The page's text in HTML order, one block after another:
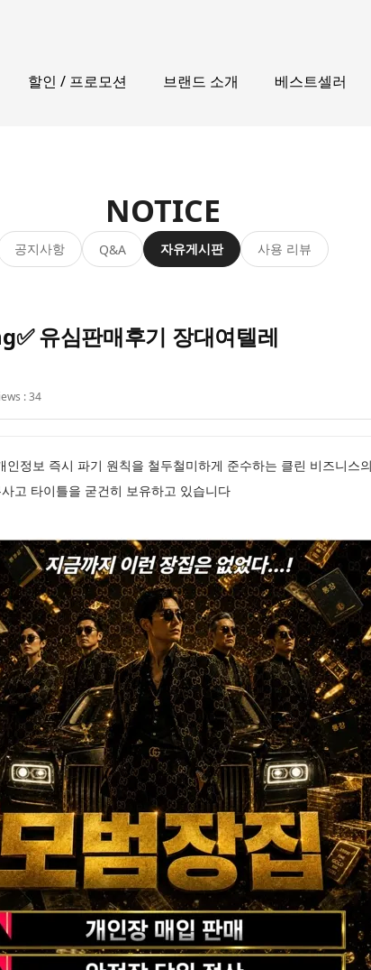
할인 / 프로모션 브랜드 소개 베스트셀러
NOTICE
공지사항 Q&A 자유게시판 사용 리뷰
유심판매후기 장대여텔레
: 34
정보 즉시 파기 원칙을 철두철미하게 준수하는 클린 비즈니스
고 타이틀을 굳건히 보유하고 있습니다